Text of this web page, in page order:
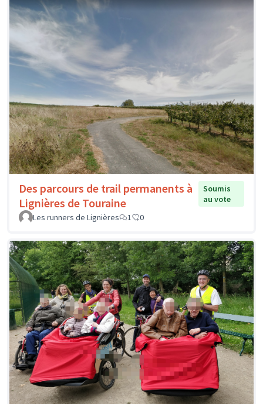
Des parcours de trail permanents à
Lignières de Touraine
Soumis
au vote
Les runners de Lignières
1 0